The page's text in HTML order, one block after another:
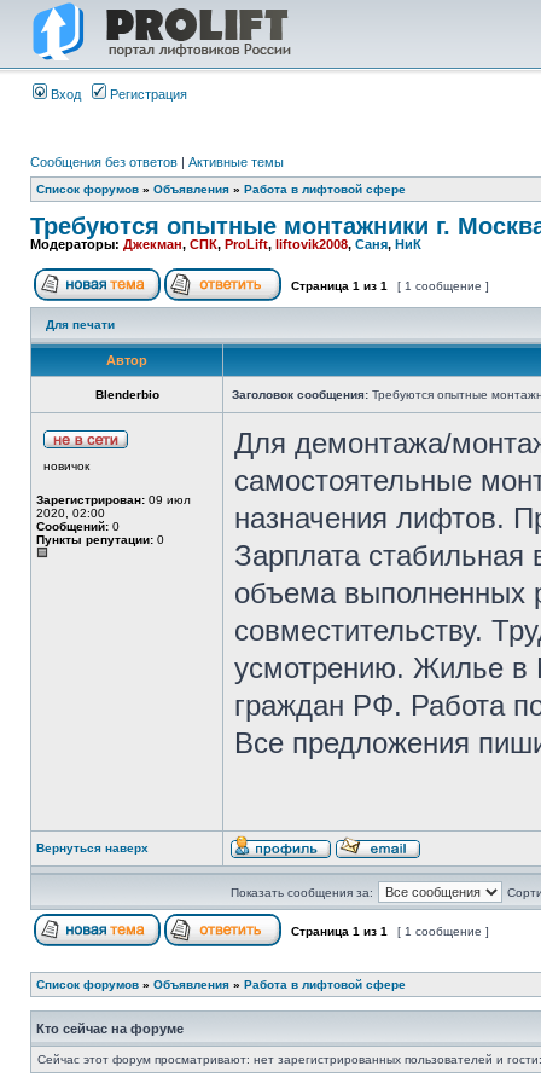
Вход Регистрация
Сообщения без ответов | Активные темы
Список форумов » Объявления » Работа в лифтовой сфере
Требуются опытные монтажники г.
Модераторы: Джекман, СПК, ProLift, liftovik2008, Саня, НиК
Страница 1 из 1 [ 1 сообщение ]
Для печати
Автор
Blenderbio Заголовок сообщения: Требуются опытные
новичок
Зарегистрирован: 09 июл
2020, 02:00
Сообщений: 0
Пункты репутации: 0
Для демонтажа/
самостоятельные
назначения лифтов.
Зарплата стабильная
объема выполненных
совместительству.
усмотрению. Жилье в
граждан РФ. Работа
Все предложения
Вернуться наверх
Показать сообщения за:
Страница 1 из 1 [ 1 сообщение ]
Список форумов » Объявления » Работа в лифтовой сфере
Кто сейчас на форуме
Сейчас этот форум просматривают: нет зарегистрированных пользователей и